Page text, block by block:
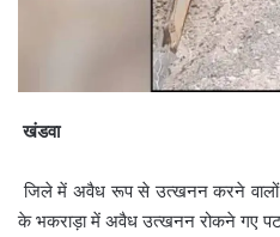
खंडवा
जिले में अवैध रूप से उत्खनन करने वालों
के भकराड़ा में अवैध उत्खनन रोकने गए